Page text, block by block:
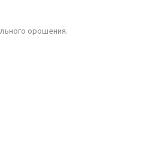
орошения.